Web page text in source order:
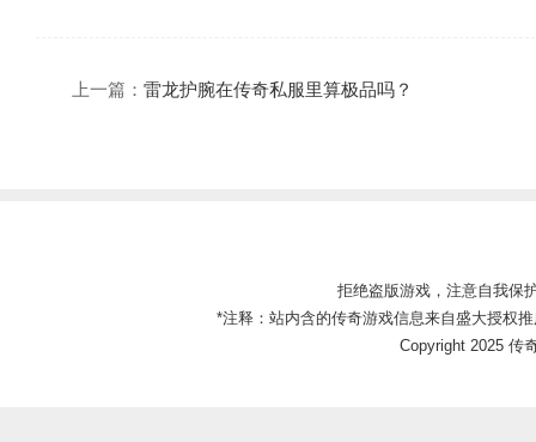
上一篇： 雷龙护腕在传奇私服里算极品吗？
拒绝盗版游戏，注意自我保
*注释：站内含的传奇游戏信息来自盛大授权
Copyright 2025 传